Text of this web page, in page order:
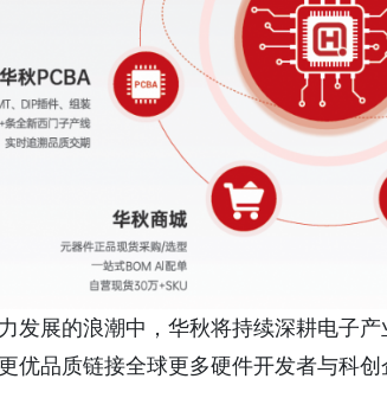
发展的浪潮中，华秋将持续深耕电子
优品质链接全球更多硬件开发者与科